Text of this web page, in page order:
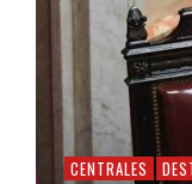
CENTRALES